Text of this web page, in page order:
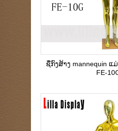
ຊື່ກົງສ້າງ mannequin ແ
FE-